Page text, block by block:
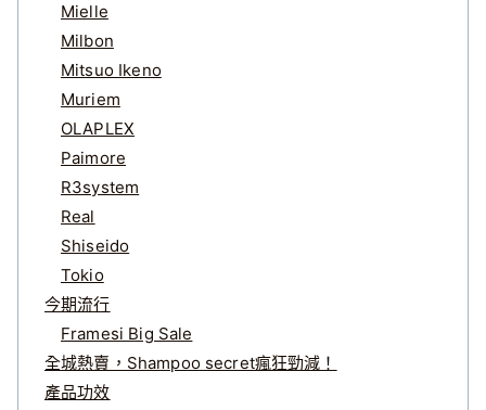
Mielle
Milbon
Mitsuo Ikeno
Muriem
OLAPLEX
Paimore
R3system
Real
Shiseido
Tokio
今期流行
Framesi Big Sale
全城熱賣，Shampoo secret瘋狂勁減！
產品功效